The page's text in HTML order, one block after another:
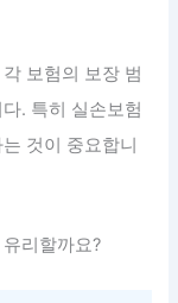
보험의 보장 범
. 특히 실손보험
것이 중요합니
리할까요?